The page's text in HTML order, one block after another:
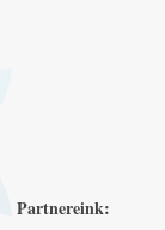
Partnereink: